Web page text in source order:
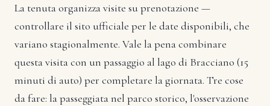
La tenuta organizza visite su prenotazione —
controllare il sito ufficiale per le date disponibili, che
variano stagionalmente. Vale la pena combinare
questa visita con un passaggio al lago di Bracciano (15
minuti di auto) per completare la giornata. Tre cose
da fare: la passeggiata nel parco storico, l'osservazione